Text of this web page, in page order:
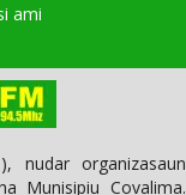
ami
nudar organizasaun
Munisipiu Covalima.